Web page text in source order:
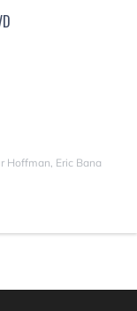
Hoffman, Eric Bana